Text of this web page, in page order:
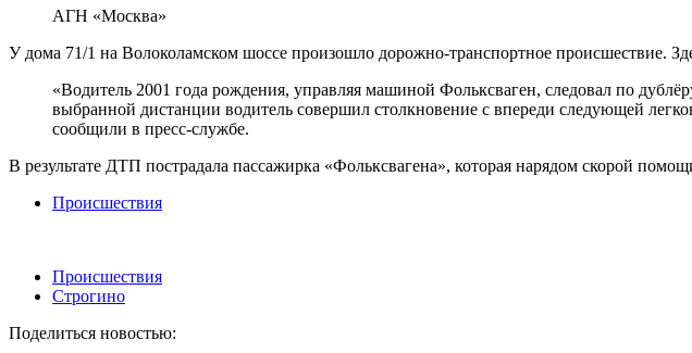
АГН «Москва»
У дома 71/1 на Волоколамском шоссе произошло дорожно-транспортное
«Водитель 2001 года рождения, управляя машиной Фольксваген, следовал по
выбранной дистанции водитель совершил столкновение с впереди следующей
сообщили в пресс-службе.
В результате ДТП пострадала пассажирка «Фольксвагена», которая нарядом скорой
Происшествия
Происшествия
Строгино
Поделиться новостью: